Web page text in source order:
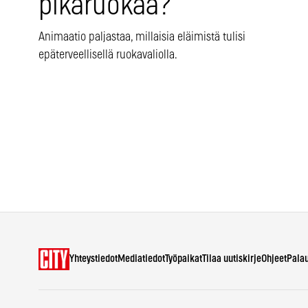
Animaatio paljastaa, millaisia eläimistä tulisi
epäterveellisellä ruokavaliolla.
YhteystiedotMediatiedotTyöpaikatTilaa uutiskirjeOhjeet